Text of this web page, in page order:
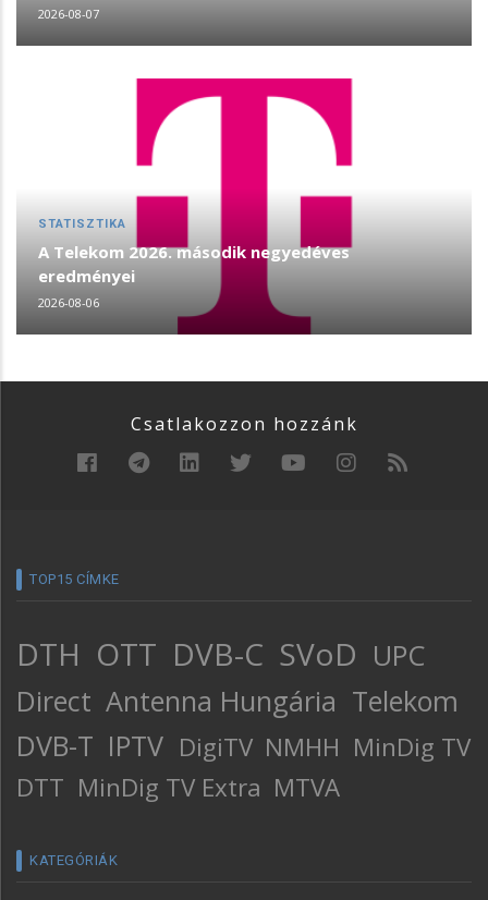
2026-08-07
STATISZTIKA
A Telekom 2026. második negyedéves
eredményei
2026-08-06
Csatlakozzon hozzánk
TOP15 CÍMKE
DTH OTT DVB-C SVoD UPC
Direct Antenna Hungária Telekom
DVB-T IPTV DigiTV NMHH MinDig TV
DTT MinDig TV Extra MTVA
KATEGÓRIÁK